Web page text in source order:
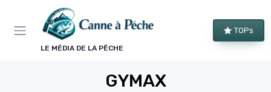
LE MÉDIA DE LA PÊCHE
TOPs
GYMAX
Panneau de gestion des cookies